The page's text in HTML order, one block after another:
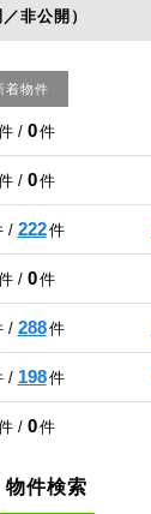
／非公開）
着物件
/ 0件
/ 0件
/ 222件
/ 0件
/ 288件
/ 198件
/ 0件
物件検索